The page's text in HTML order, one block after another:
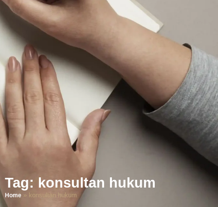
Tag: konsultan hukum
Home » konsultan hukum